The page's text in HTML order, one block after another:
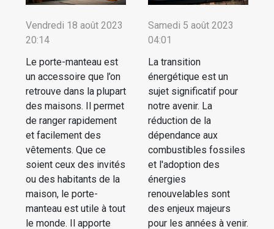
Vendredi 18 août 2023
20:14
Le porte-manteau est
un accessoire que l’on
retrouve dans la plupart
des maisons. Il permet
de ranger rapidement
et facilement des
vêtements. Que ce
soient ceux des invités
ou des habitants de la
maison, le porte-
manteau est utile à tout
le monde. Il apporte
Samedi 5 août 2023
04:01
La transition
énergétique est un
sujet significatif pour
notre avenir. La
réduction de la
dépendance aux
combustibles fossiles
et l'adoption des
énergies
renouvelables sont
des enjeux majeurs
pour les années à venir.